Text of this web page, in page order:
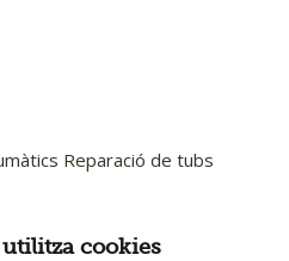
Reparació de tubs
cookies